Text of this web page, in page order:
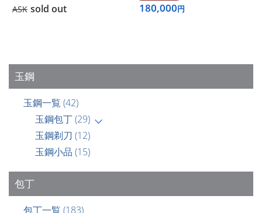
玉鋼
玉鋼一覧 (42)
玉鋼包丁(29)
玉鋼剃刀 (12)
玉鋼小品 (15)
包丁
包丁一覧 (183)
ASK sold out 180,000円